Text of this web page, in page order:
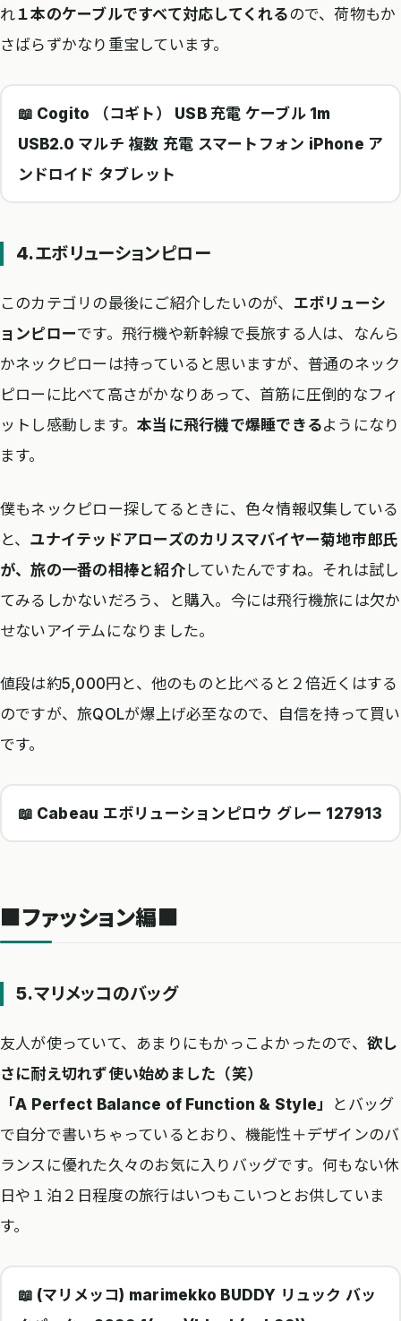
れ１本のケーブルですべて対応してくれるので、荷物もか
さばらずかなり重宝しています。
📖 Cogito （コギト） USB 充電 ケーブル 1m
USB2.0 マルチ 複数 充電 スマートフォン iPhone ア
ンドロイド タブレット
4.エボリューションピロー
このカテゴリの最後にご紹介したいのが、 エボリューシ
ョンピローです。飛行機や新幹線で長旅する人は、なんら
かネックピローは持っていると思いますが、普通のネック
ピローに比べて高さがかなりあって、首筋に圧倒的なフィ
ットし感動します。本当に飛行機で爆睡できるようになり
ます。
僕もネックピロー探してるときに、色々情報収集している
と、 ユナイテッドアローズのカリスマバイヤー菊地市郎氏
が、旅の一番の相棒と紹介していたんですね。それは試し
てみるしかないだろう、と購入。今には飛行機旅には欠か
せないアイテムになりました。
値段は約5,000円と、他のものと比べると２倍近くはする
のですが、旅QOLが爆上げ必至なので、自信を持って買い
です。
📖 Cabeau エボリューションピロウ グレー 127913
■ファッション編■
5.マリメッコのバッグ
友人が使っていて、あまりにもかっこよかったので、 欲し
さに耐え切れず使い始めました（笑）
「A Perfect Balance of Function & Style」
とバッグ
で自分で書いちゃっているとおり、機能性＋デザインのバ
ランスに優れた久々のお気に入りバッグです。何もない休
日や１泊２日程度の旅行はいつもこいつとお供していま
す。
📖 (マリメッコ) marimekko BUDDY リュック バッ